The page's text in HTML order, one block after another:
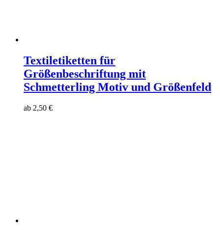
Textiletiketten für
Größenbeschriftung mit
Schmetterling Motiv und Größenfeld
ab 2,50 €